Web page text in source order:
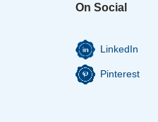
On Social